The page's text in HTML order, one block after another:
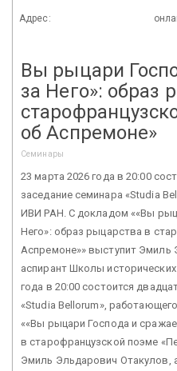
Адрес:
Вы рыцари
за Него»: образ
об Аспремоне»
Семинары
23 марта 2026 года в 20:00
заседание семинара «Studia
ИВИ РАН. С докладом ««Вы
Него»: образ рыцарства в
Аспремоне»» выступит Эмиль
аспирант Школы
года в 20:00 состоится
«Studia Bellorum»,
««Вы рыцари Господа и
в старофранцузской поэме
Эмиль Эльдарович Отакулов,